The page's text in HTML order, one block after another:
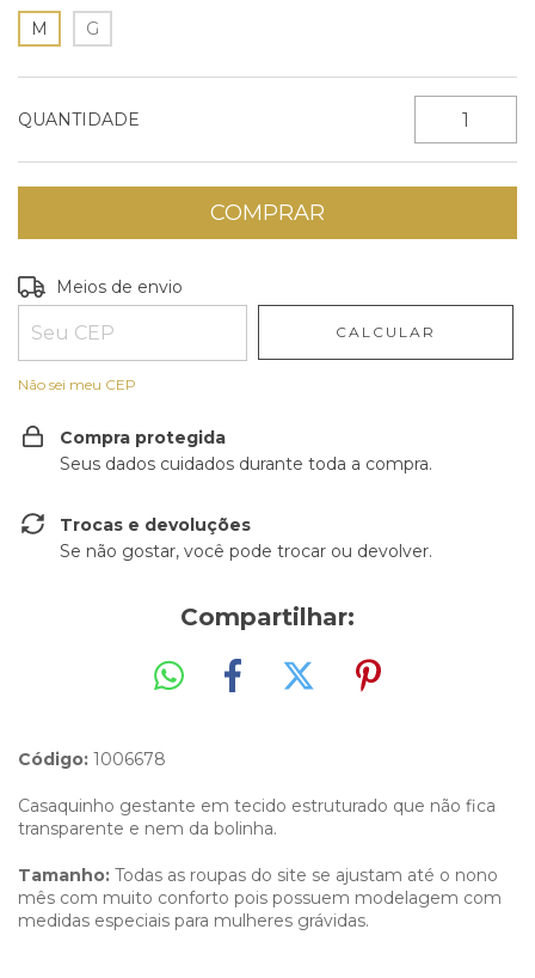
M
G
QUANTIDADE
Entregas para o CEP:
Meios de envio
CALCULAR
Não sei meu CEP
Compra protegida
Seus dados cuidados durante toda a compra.
Trocas e devoluções
Se não gostar, você pode trocar ou devolver.
Compartilhar:
Código: 1006678
Casaquinho gestante em tecido estruturado que não fica
transparente e nem da bolinha.
Tamanho: Todas as roupas do site se ajustam até o nono
mês com muito conforto pois possuem modelagem com
medidas especiais para mulheres grávidas.